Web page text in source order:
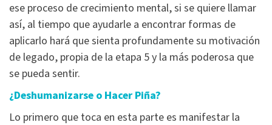
ese proceso de crecimiento mental, si se quiere llamar
así, al tiempo que ayudarle a encontrar formas de
aplicarlo hará que sienta profundamente su motivación
de legado, propia de la etapa 5 y la más poderosa que
se pueda sentir.
¿Deshumanizarse o Hacer Piña?
Lo primero que toca en esta parte es manifestar la